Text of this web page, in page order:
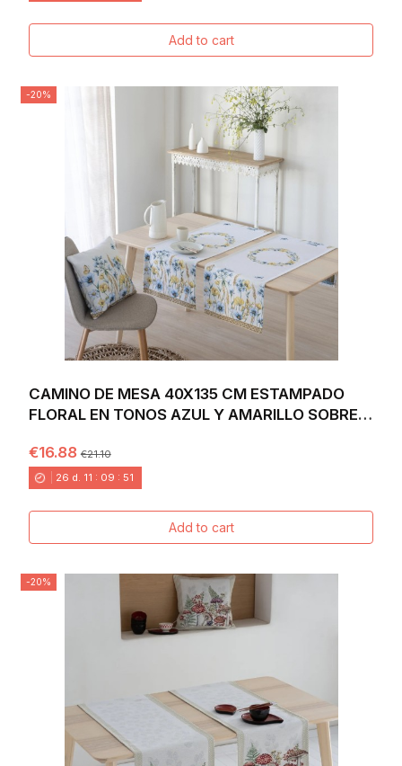
Add to cart
-20%
CAMINO DE MESA 40X135 CM ESTAMPADO
FLORAL EN TONOS AZUL Y AMARILLO SOBRE
€16.88€21.10
26 d. 11 : 09 : 49
Add to cart
-20%